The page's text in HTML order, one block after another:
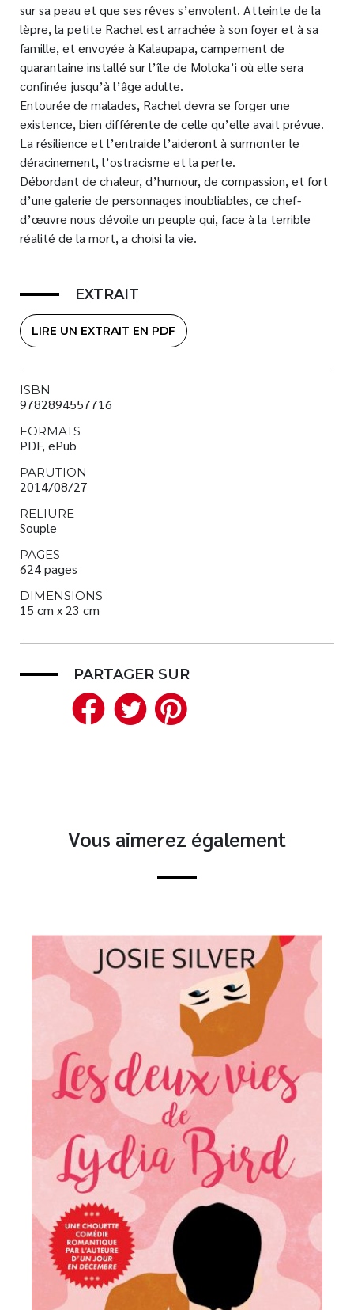
sur sa peau et que ses rêves s’envolent. Atteinte de la
lèpre, la petite Rachel est arrachée à son foyer et à sa
famille, et envoyée à Kalaupapa, campement de
quarantaine installé sur l’île de Moloka’i où elle sera
confinée jusqu’à l’âge adulte.
Entourée de malades, Rachel devra se forger une
existence, bien différente de celle qu’elle avait prévue.
La résilience et l’entraide l’aideront à surmonter le
déracinement, l’ostracisme et la perte.
Débordant de chaleur, d’humour, de compassion, et fort
d’une galerie de personnages inoubliables, ce chef-
d’œuvre nous dévoile un peuple qui, face à la terrible
réalité de la mort, a choisi la vie.
EXTRAIT
LIRE UN EXTRAIT EN PDF
ISBN
9782894557716
FORMATS
PDF, ePub
PARUTION
2014/08/27
RELIURE
Souple
PAGES
624 pages
DIMENSIONS
15 cm x 23 cm
PARTAGER SUR
Facebook
Twitter
Vous aimerez également